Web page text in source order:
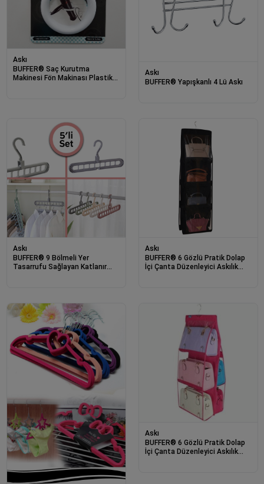
Askı
BUFFER® Saç Kurutma
Makinesi Fön Makinası Plastik
Askı
BUFFER® Yapışkanlı 4 Lü Askı
Askı
BUFFER® 9 Bölmeli Yer
Tasarrufu Sağlayan Katlanır
Askı
BUFFER® 6 Gözlü Pratik Dolap
İçi Çanta Düzenleyici Askılık
Askı
BUFFER® 6 Gözlü Pratik Dolap
İçi Çanta Düzenleyici Askılık